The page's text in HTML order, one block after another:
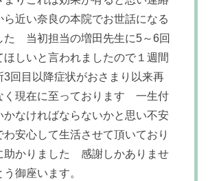
ら近い奈良の本院でお世話になる
た 当初担当の増田先生に5～6回
ほしいと言われましたので１週間
3回目以降症状がおさまり以来再
く現在に至っております 一生付
かなければならないかと思い不安
わ安心して生活させて頂いており
かりました 感謝しかありませ
御座います。